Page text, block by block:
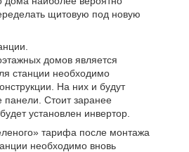
щитовую под новую
домов является
станции необходимо
На них и будут
панели. Стоит заранее
установлен инвертор.
тарифа после монтажа
необходимо вновь